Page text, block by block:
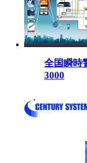
全国瞬時
3000